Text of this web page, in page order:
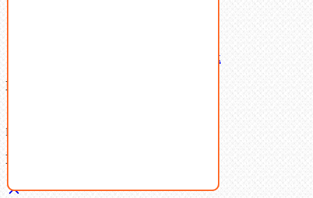
Латунный и бронзовый крепеж
Ваша корзина
В корзине нет товаров.
Поиск